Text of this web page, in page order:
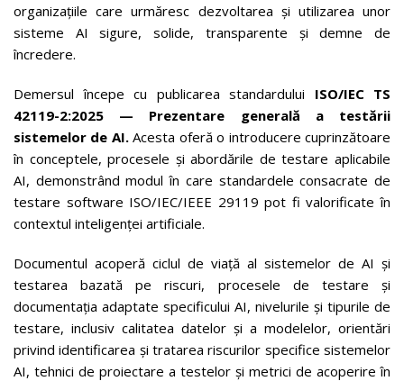
organizațiile care urmăresc dezvoltarea și utilizarea unor
sisteme AI sigure, solide, transparente și demne de
încredere.
Demersul începe cu publicarea standardului ISO/IEC TS
42119-2:2025 — Prezentare generală a testării
sistemelor de AI.Acesta oferă o introducere cuprinzătoare
în conceptele, procesele și abordările de testare aplicabile
AI, demonstrând modul în care standardele consacrate de
testare software ISO/IEC/IEEE 29119 pot fi valorificate în
contextul inteligenței artificiale.
Documentul acoperă ciclul de viață al sistemelor de AI și
testarea bazată pe riscuri, procesele de testare și
documentația adaptate specificului AI, nivelurile și tipurile de
testare, inclusiv calitatea datelor și a modelelor, orientări
privind identificarea și tratarea riscurilor specifice sistemelor
AI, tehnici de proiectare a testelor și metrici de acoperire în